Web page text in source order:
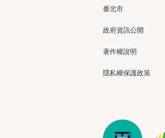
臺北市
政府資訊公開
著作權說明
隱私權保護政策